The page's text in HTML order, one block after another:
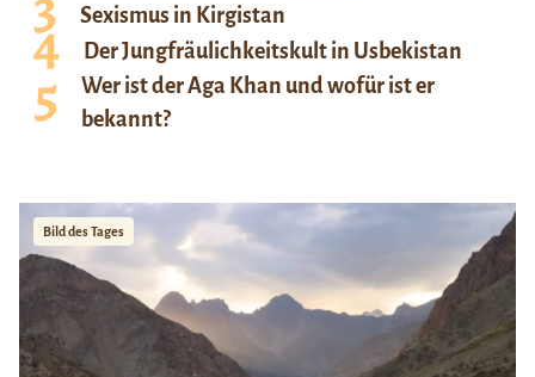
Sexismus in Kirgistan
Der Jungfräulichkeitskult in Usbekistan
Wer ist der Aga Khan und wofür ist er
bekannt?
Bild des Tages